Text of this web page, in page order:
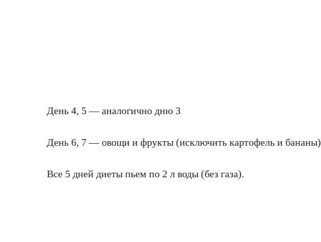
День 4, 5 — аналогично дню 3
День 6, 7 — овощи и фрукты (исключить картофель и бананы)
Все 5 дней диеты пьем по 2 л воды (без газа).